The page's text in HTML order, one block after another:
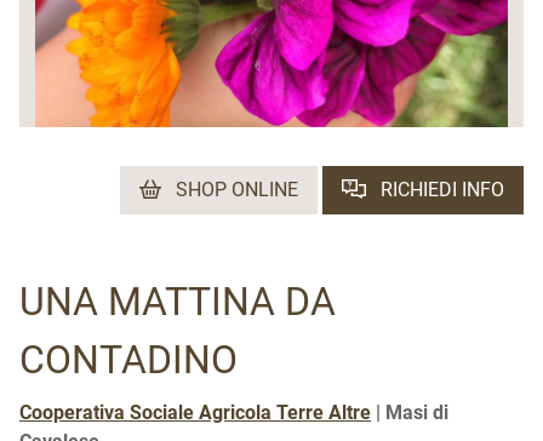
SHOP ONLINE RICHIEDI INFO
UNA MATTINA DA
CONTADINO
Cooperativa Sociale Agricola Terre Altre | Masi di